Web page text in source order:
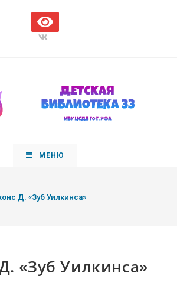
МЕНЮ
Д. «Зуб Уилкинса»
«Зуб Уилкинса»